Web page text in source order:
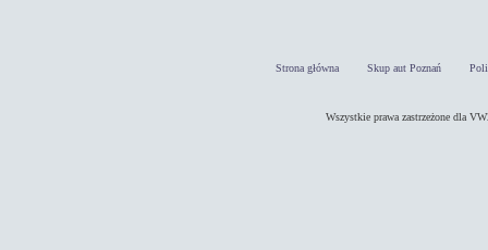
Strona główna Skup aut Poznań
Wszystkie prawa zastrzeżone dla